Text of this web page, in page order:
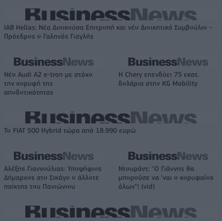
IAB Hellas: Νέα Διοικούσα Επιτροπή και νέο Διοικητικό Συμβούλιο -
Πρόεδρος ο Γαληνός Γιαγλής
Νέο Audi A2 e-tron με στόχο
την κορυφή της
αποδοτικότητας
Η Chery επενδύει 75 εκατ.
δολάρια στην KG Mobility
Το FIAT 500 Hybrid τώρα από 18.990 ευρώ
Αλέξης Γιαννούλιας: Υποψήφιος
Δήμαρχος στο Σικάγο ο άλλοτε
παίκτης του Πανιώνιου
Ντουράντ: "Ο Γιάννης θα
μπορούσε να 'ναι ο κορυφαίος
όλων"! (vid)